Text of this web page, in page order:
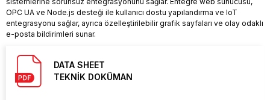
OPC UA ve Node.js desteği ile kullanıcı dostu yapılandırma ve IoT
entegrasyonu sağlar, ayrıca özelleştirilebilir grafik sayfaları ve olay odaklı
e-posta bildirimleri sunar.
DATA SHEET
TEKNİK DOKÜMAN